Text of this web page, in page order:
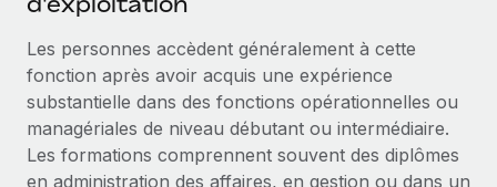
Les personnes accèdent généralement à cette
fonction après avoir acquis une expérience
substantielle dans des fonctions opérationnelles ou
managériales de niveau débutant ou intermédiaire.
Les formations comprennent souvent des diplômes
en administration des affaires, en gestion ou dans un